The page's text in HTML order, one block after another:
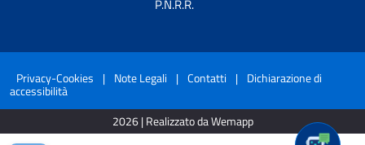
P.N.R.R.
Privacy-Cookies | Note Legali | Contatti | Dichiarazione di
accessibilità
2026 | Realizzato da Wemapp